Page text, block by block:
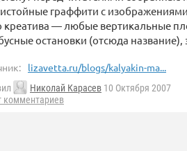
граффити с
креатива — любые вертикальные
остановки (отсюда название),
lizavetta.ru/blogs/kalyakin-ma...
Николай Карасев 10 Октября 2007
комментариев